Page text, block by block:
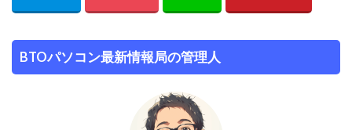
BTOパソコン最新情報局の管理人